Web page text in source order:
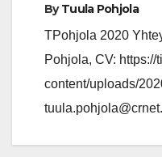
ByTuula Pohjola
TPohjola 2020
Pohjola, CV:
content/uploads/